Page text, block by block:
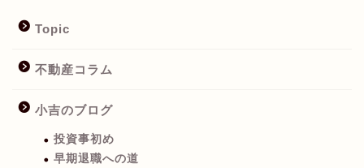
Topic
不動産コラム
小吉のブログ
投資事初め
早期退職への道